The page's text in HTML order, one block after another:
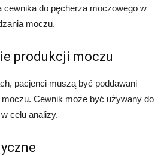
cewnika do pęcherza moczowego w
moczu.
produkcji moczu
pacjenci muszą być poddawani
Cewnik może być używany do
celu analizy.